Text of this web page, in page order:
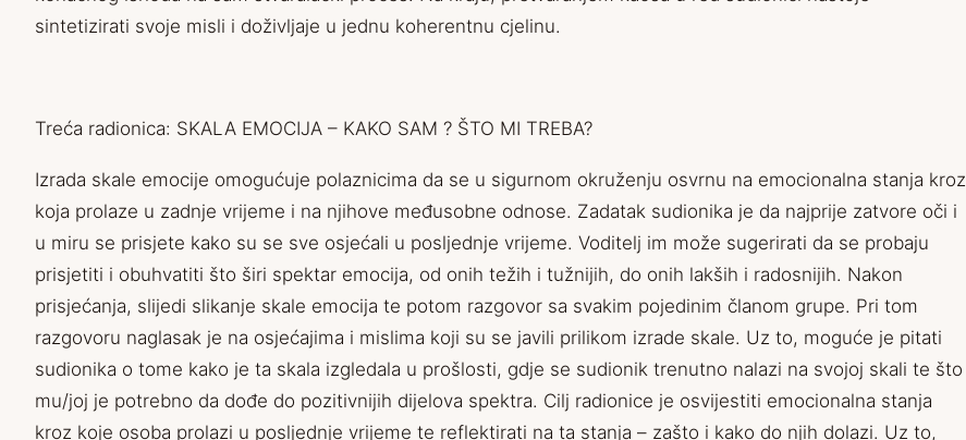
sintetizirati svoje misli i doživljaje u jednu koherentnu cjelinu.
Treća radionica: SKALA EMOCIJA – KAKO SAM ? ŠTO MI TREBA?
Izrada skale emocije omogućuje polaznicima da se u sigurnom okruženju osvrnu na emocionalna stanja kroz
koja prolaze u zadnje vrijeme i na njihove međusobne odnose. Zadatak sudionika je da najprije zatvore oči i
u miru se prisjete kako su se sve osjećali u posljednje vrijeme. Voditelj im može sugerirati da se probaju
prisjetiti i obuhvatiti što širi spektar emocija, od onih težih i tužnijih, do onih lakših i radosnijih. Nakon
prisjećanja, slijedi slikanje skale emocija te potom razgovor sa svakim pojedinim članom grupe. Pri tom
razgovoru naglasak je na osjećajima i mislima koji su se javili prilikom izrade skale. Uz to, moguće je pitati
sudionika o tome kako je ta skala izgledala u prošlosti, gdje se sudionik trenutno nalazi na svojoj skali te što
mu/joj je potrebno da dođe do pozitivnijih dijelova spektra. Cilj radionice je osvijestiti emocionalna stanja
kroz koje osoba prolazi u posljednje vrijeme te reflektirati na ta stanja – zašto i kako do njih dolazi. Uz to,